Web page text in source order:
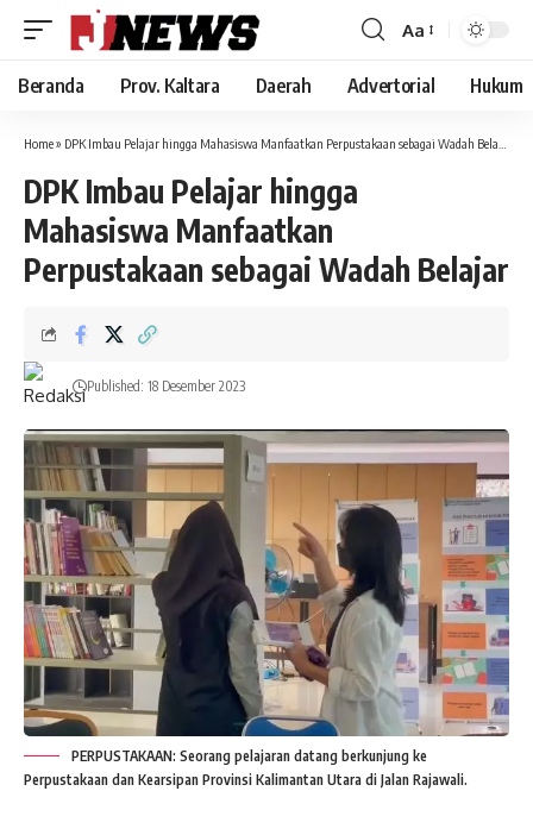
Font
Resizer
Aa
Beranda Prov. Kaltara Daerah Advertorial Hukum
Home» DPK Imbau Pelajar hingga Mahasiswa Manfaatkan Perpustakaan sebagai Wadah Belajar
DPK Imbau Pelajar hingga
Mahasiswa Manfaatkan
Perpustakaan sebagai Wadah Belajar
Published: 18 Desember 2023
PERPUSTAKAAN: Seorang pelajaran datang berkunjung ke
Perpustakaan dan Kearsipan Provinsi Kalimantan Utara di Jalan Rajawali.